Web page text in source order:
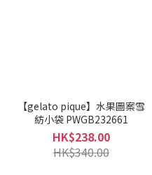
【gelato pique】水果圖案雪
紡小袋 PWGB232661
HK$238.00
HK$340.00